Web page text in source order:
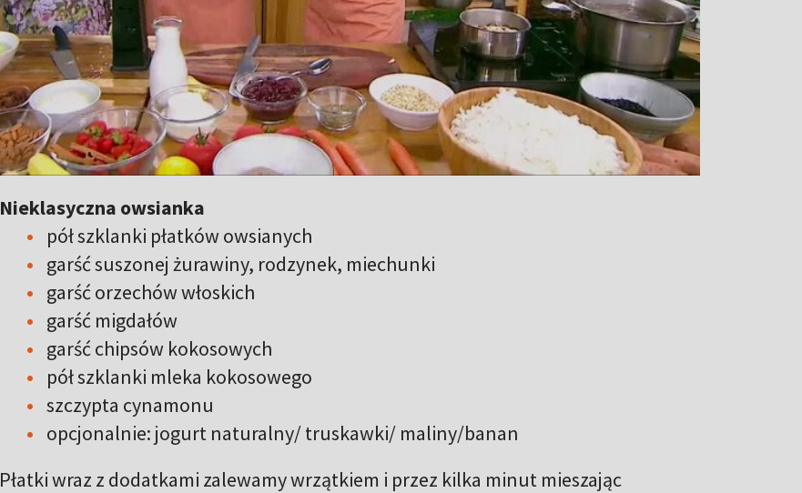
Nieklasyczna owsianka
pół szklanki płatków owsianych
garść suszonej żurawiny, rodzynek, miechunki
garść orzechów włoskich
garść migdałów
garść chipsów kokosowych
pół szklanki mleka kokosowego
szczypta cynamonu
opcjonalnie: jogurt naturalny/ truskawki/ maliny/banan
Płatki wraz z dodatkami zalewamy wrzątkiem i przez kilka minut mieszając